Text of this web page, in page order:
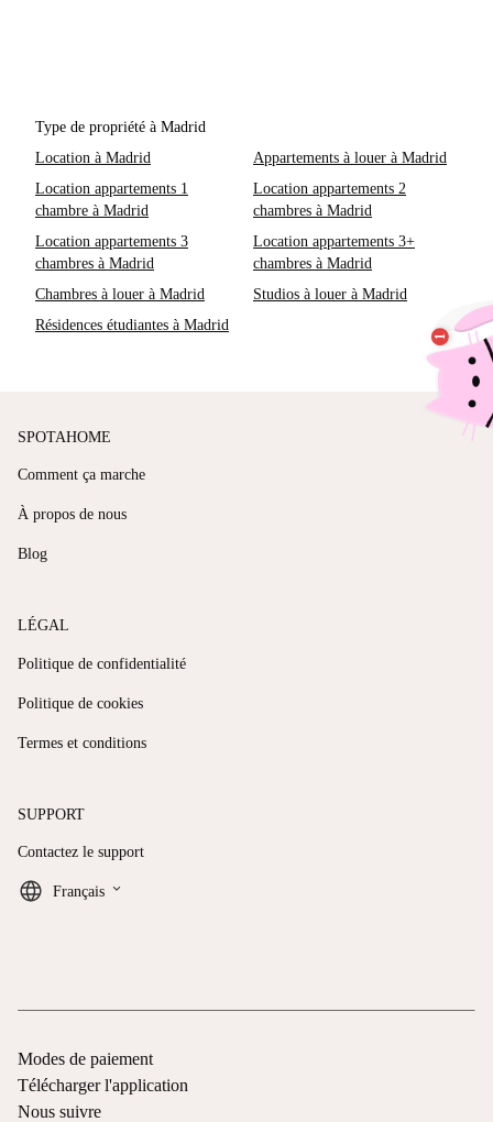
Type de propriété à Madrid
Location à Madrid
Appartements à louer à Madrid
Location appartements 1
chambre à Madrid
Location appartements 2
chambres à Madrid
Location appartements 3
chambres à Madrid
Location appartements 3+
chambres à Madrid
Chambres à louer à Madrid
Studios à louer à Madrid
Résidences étudiantes à Madrid
SPOTAHOME
Comment ça marche
À propos de nous
Blog
LÉGAL
Politique de confidentialité
Politique de cookies
Termes et conditions
SUPPORT
Contactez le support
Français keyboard_arrow_down
Modes de paiement
Télécharger l'application
Nous suivre